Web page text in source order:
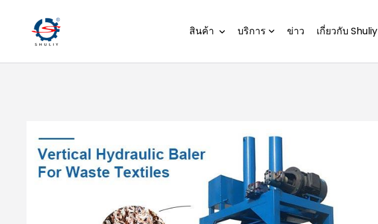
สินค้า บริการ ข่าว เกี่ยวกับ Shuliy